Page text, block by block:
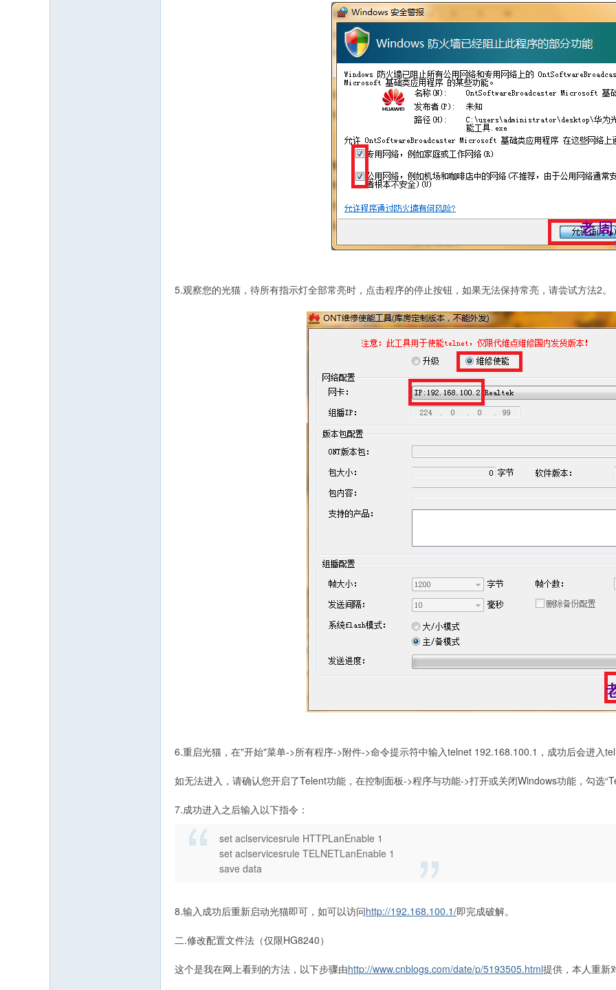
5.观察您的光猫，待所有指示灯全部常亮时，点击程序的停止按钮，如果无法保持常亮，请尝试方法2。
6.重启光猫，在"开始"菜单->所有程序->附件->命令提示符中输入telnet 192.168.100.1，成功后会进入
如无法进入，请确认您开启了Telent功能，在控制面板->程序与功能->打开或关闭Windows功能，勾选
7.成功进入之后输入以下指令：
set aclservicesrule HTTPLanEnable 1
set aclservicesrule TELNETLanEnable 1
save data
8.输入成功后重新启动光猫即可，如可以访问http://192.168.100.1/即完成破解。
二.修改配置文件法（仅限HG8240）
这个是我在网上看到的方法，以下步骤由http://www.cnblogs.com/date/p/5193505.html提供，本人重新